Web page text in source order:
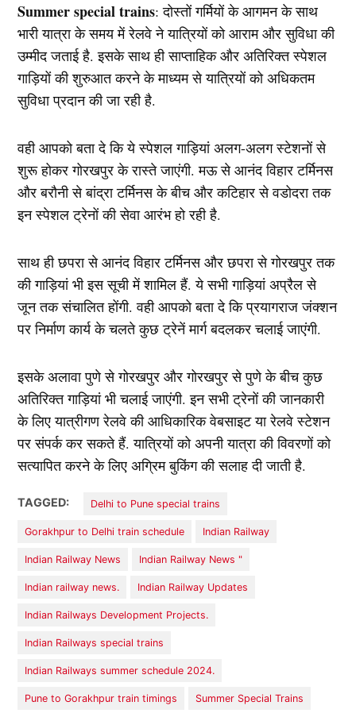
Summer special trains: दोस्तों गर्मियों के आगमन के साथ
भारी यात्रा के समय में रेलवे ने यात्रियों को आराम और सुविधा की
उम्मीद जताई है. इसके साथ ही साप्ताहिक और अतिरिक्त स्पेशल
गाड़ियों की शुरुआत करने के माध्यम से यात्रियों को अधिकतम
सुविधा प्रदान की जा रही है.
वही आपको बता दे कि ये स्पेशल गाड़ियां अलग-अलग स्टेशनों से
शुरू होकर गोरखपुर के रास्ते जाएंगी. मऊ से आनंद विहार टर्मिनस
और बरौनी से बांद्रा टर्मिनस के बीच और कटिहार से वडोदरा तक
इन स्पेशल ट्रेनों की सेवा आरंभ हो रही है.
साथ ही छपरा से आनंद विहार टर्मिनस और छपरा से गोरखपुर तक
की गाड़ियां भी इस सूची में शामिल हैं. ये सभी गाड़ियां अप्रैल से
जून तक संचालित होंगी. वही आपको बता दे कि प्रयागराज जंक्शन
पर निर्माण कार्य के चलते कुछ ट्रेनें मार्ग बदलकर चलाई जाएंगी.
इसके अलावा पुणे से गोरखपुर और गोरखपुर से पुणे के बीच कुछ
अतिरिक्त गाड़ियां भी चलाई जाएंगी. इन सभी ट्रेनों की जानकारी
के लिए यात्रीगण रेलवे की आधिकारिक वेबसाइट या रेलवे स्टेशन
पर संपर्क कर सकते हैं. यात्रियों को अपनी यात्रा की विवरणों को
सत्यापित करने के लिए अग्रिम बुकिंग की सलाह दी जाती है.
TAGGED: Delhi to Pune special trains
Gorakhpur to Delhi train schedule Indian Railway
Indian Railway News Indian Railway News "
Indian railway news. Indian Railway Updates
Indian Railways Development Projects.
Indian Railways special trains
Indian Railways summer schedule 2024.
Pune to Gorakhpur train timings Summer Special Trains